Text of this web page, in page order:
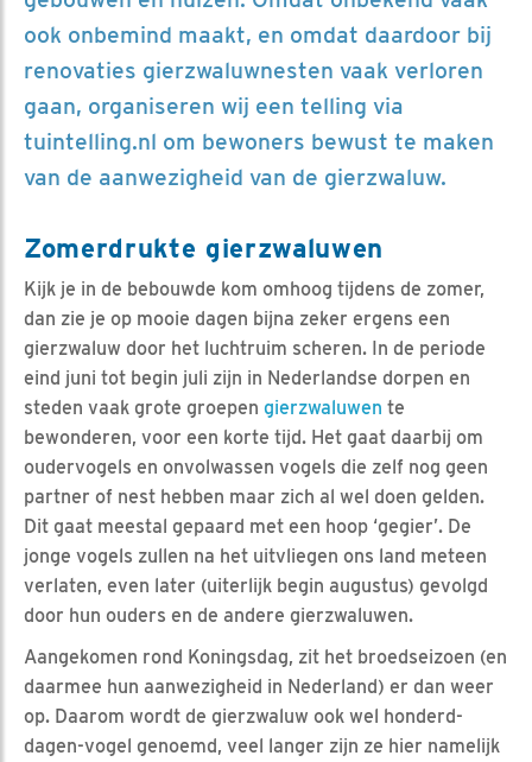
ook onbemind maakt, en omdat daardoor bij
renovaties gierzwaluwnesten vaak verloren
gaan, organiseren wij een telling via
tuintelling.nl om bewoners bewust te maken
van de aanwezigheid van de gierzwaluw.
Zomerdrukte gierzwaluwen
Kijk je in de bebouwde kom omhoog tijdens de zomer,
dan zie je op mooie dagen bijna zeker ergens een
gierzwaluw door het luchtruim scheren. In de periode
eind juni tot begin juli zijn in Nederlandse dorpen en
steden vaak grote groepen gierzwaluwen te
bewonderen, voor een korte tijd. Het gaat daarbij om
oudervogels en onvolwassen vogels die zelf nog geen
partner of nest hebben maar zich al wel doen gelden.
Dit gaat meestal gepaard met een hoop ‘gegier’. De
jonge vogels zullen na het uitvliegen ons land meteen
verlaten, even later (uiterlijk begin augustus) gevolgd
door hun ouders en de andere gierzwaluwen.
Aangekomen rond Koningsdag, zit het broedseizoen (en
daarmee hun aanwezigheid in Nederland) er dan weer
op. Daarom wordt de gierzwaluw ook wel honderd-
dagen-vogel genoemd, veel langer zijn ze hier namelijk